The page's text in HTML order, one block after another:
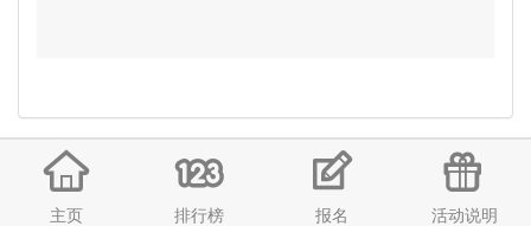
主页 排行榜 报名 活动说明